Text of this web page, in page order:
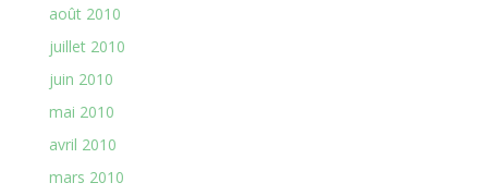
août 2010
juillet 2010
juin 2010
mai 2010
avril 2010
mars 2010